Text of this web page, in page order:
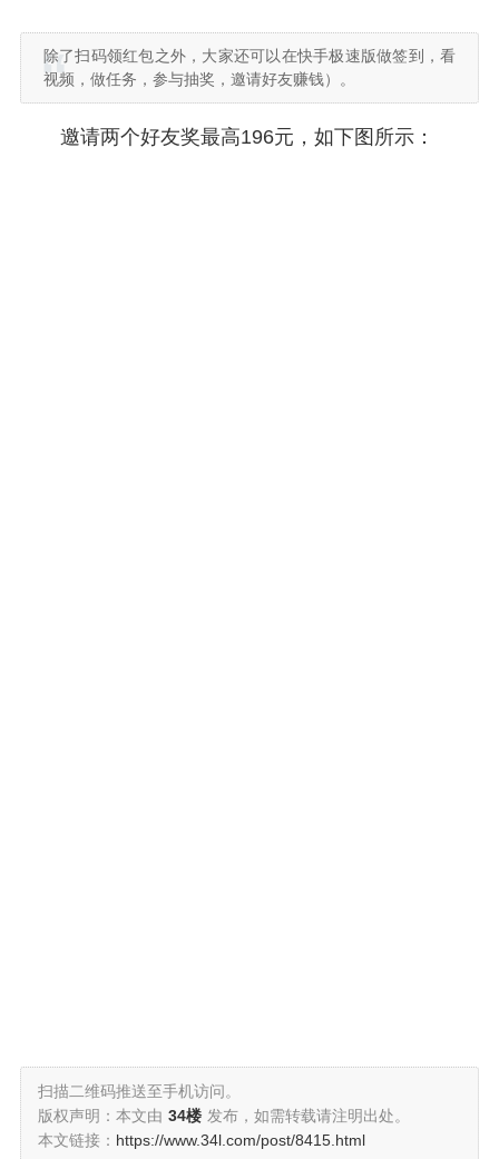
除了扫码领红包之外，大家还可以在快手极速版做签到，看
视频，做任务，参与抽奖，邀请好友赚钱）。
邀请两个好友奖最高196元，如下图所示：
扫描二维码推送至手机访问。
版权声明：本文由 34楼 发布，如需转载请注明出处。
本文链接： https://www.34l.com/post/8415.html